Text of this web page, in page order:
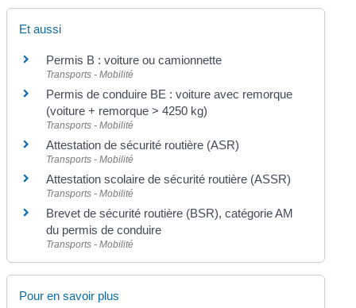
Et aussi
Permis B : voiture ou camionnette
Transports - Mobilité
Permis de conduire BE : voiture avec remorque
(voiture + remorque > 4250 kg)
Transports - Mobilité
Attestation de sécurité routière (ASR)
Transports - Mobilité
Attestation scolaire de sécurité routière (ASSR)
Transports - Mobilité
Brevet de sécurité routière (BSR), catégorie AM
du permis de conduire
Transports - Mobilité
Pour en savoir plus